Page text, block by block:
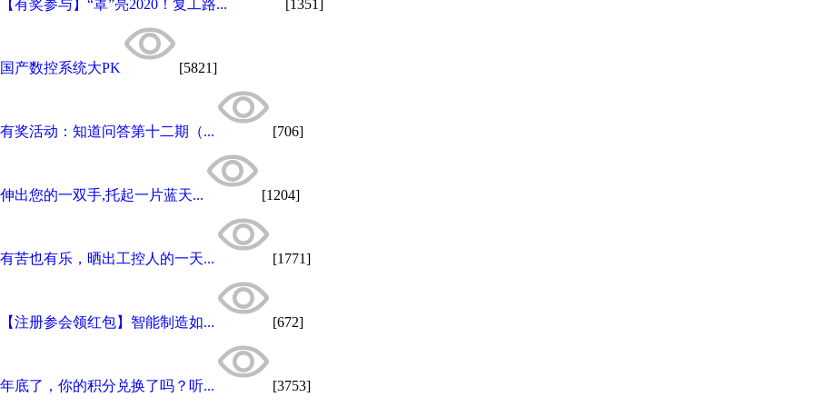
【有奖参与】“罩”亮2020！复工路... [1351]
国产数控系统大PK [5821]
有奖活动：知道问答第十二期（... [706]
伸出您的一双手,托起一片蓝天... [1204]
有苦也有乐，晒出工控人的一天... [1771]
【注册参会领红包】智能制造如... [672]
年底了，你的积分兑换了吗？听... [3753]